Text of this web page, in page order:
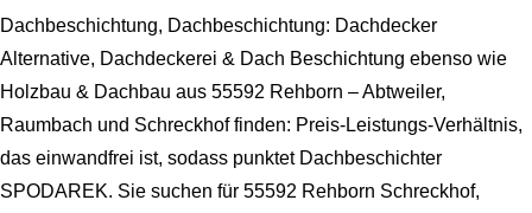
Dachbeschichtung, Dachbeschichtung: Dachdecker
Alternative, Dachdeckerei & Dach Beschichtung ebenso wie
Holzbau & Dachbau aus 55592 Rehborn – Abtweiler,
Raumbach und Schreckhof finden: Preis-Leistungs-Verhältnis,
das einwandfrei ist, sodass punktet Dachbeschichter
SPODAREK. Sie suchen für 55592 Rehborn Schreckhof,